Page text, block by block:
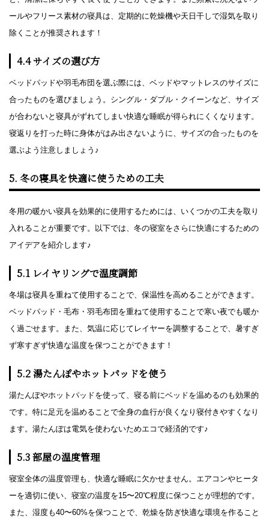
ールやフリース素材の寝具は、定期的に乾燥機や天日干しで湿気を取り
除くことが推奨されます！
4.4 サイズの選び方
ベッドパッドや羽毛布団を選ぶ際には、ベッドやマットレスのサイズに
合ったものを選びましょう。シングル・ダブル・クイーンなど、サイズ
が合わないと寝具がずれてしまい快適な睡眠が得られにくくなります。
寝返りを打った時に身体がはみ出さないように、サイズの合ったものを
選ぶよう注意しましょう♪
5. 冬の寝具を快適に使うための工夫
冬用の暖かい寝具を効果的に使用するためには、いくつかの工夫を取り
入れることが重要です。以下では、冬の寝室をさらに快適にするための
アイデアを紹介します♪
5.1 レイヤリングで温度調節
冬場は寝具を重ねて使用することで、保温性を高めることができます。
ベッドパッド・毛布・羽毛布団を重ねて使用することで寒い夜でも暖か
く過ごせます。また、気温に応じてレイヤーを調整することで、暑すぎ
ず寒すぎず快適な温度を保つことができます！
5.2 湯たんぽやホットパッドを使う
湯たんぽやホットパッドを使って、寝る前にベッドを温めるのも効果的
です。特に足元を温めることで全身の血行が良くなり寝付きやすくなり
ます。湯たんぽは電気を使わないためエコで経済的です♪
5.3 部屋の温度管理
寝室全体の温度管理も、快適な睡眠に欠かせません。エアコンやヒータ
ーを適切に使い、寝室の温度を15〜20℃程度に保つことが理想的です。
また、湿度も40〜60%を保つことで、乾燥を防ぎ快適な環境を作ること